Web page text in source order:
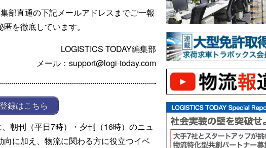
部直通の下記メールアドレスまでご一報
を徹底しています。
LOGISTICS TODAY編集部
メール：support@logi-today.com
録はこちら
朝刊（平日7時）・夕刊（16時）のニュ
に加え、物流に関わる方に役立つイベ